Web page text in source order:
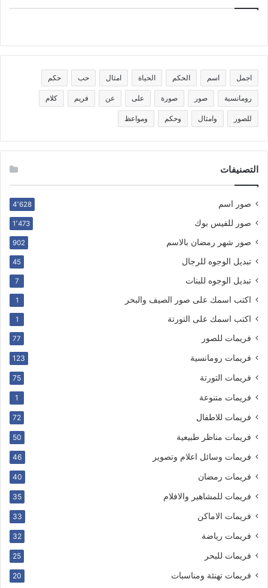
اجمل اسم الحكم الحياة امثال حب حكم
رومانسية صور صورة على عن فريم كلام
للصور وامثال وحكم ومواعظ
التصنيفات
صور اسم 4٬628
صور للفيس بوك 1٬473
صور شهر رمضان بالاسم 902
تبديل الوجوه للرجال 45
تبديل الوجوه للبنات 7
اكتب اسمك على صور الصيف والبحر 1
اكتب اسمك على التورتة 1
فريمات للصور 77
فريمات رومانسية 123
فريمات التورتة 75
فريمات متنوعة 1
فريمات للاطفال 72
فريمات مناظر طبيعية 50
فريمات وسائل اعلام وتصوير 46
فريمات رمضان 40
فريمات للمشاهير والافلام 35
فريمات الاماكن 33
فريمات رياضة 32
فريمات للبحر 25
فريمات تهنئة ومناسبات 20